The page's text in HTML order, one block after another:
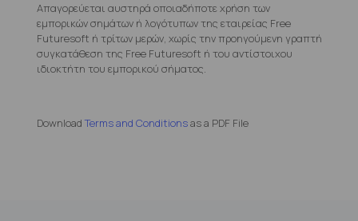
Απαγορεύεται αυστηρά οποιαδήποτε χρήση των
εμπορικών σημάτων ή λογότυπων της εταιρείας Free
Futuresoft ή τρίτων μερών, χωρίς την προηγούμενη γραπτή
συγκατάθεση της Free Futuresoft ή του αντίστοιχου
ιδιοκτήτη του εμπορικού σήματος.
Download Terms and Conditionsas a PDF File